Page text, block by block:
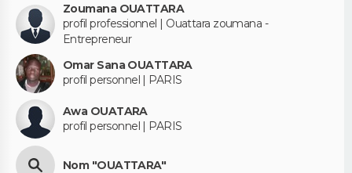
Zoumana OUATTARA
profil professionnel | Ouattara zoumana -
Entrepreneur
Omar Sana OUATTARA
profil personnel | PARIS
Awa OUATARA
profil personnel | PARIS
Nom "OUATTARA"